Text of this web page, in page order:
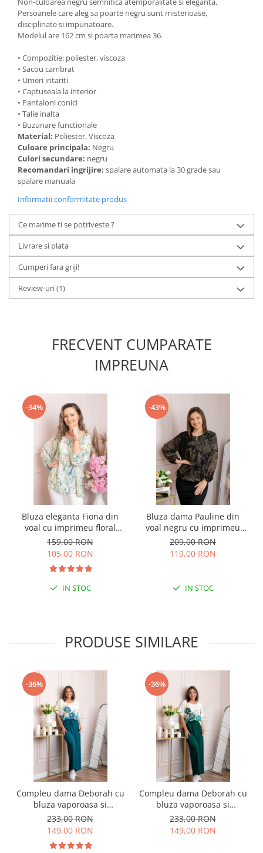
Persoanele care aleg sa poarte negru sunt misterioase,
disciplinate si impunatoare.
Modelul are 162 cm si poarta marimea 36.
• Compozitie: poliester, viscoza
• Sacou cambrat
• Umeri intariti
• Captuseala la interior
• Pantaloni conici
• Talie inalta
• Buzunare functionale
Material: Poliester, Viscoza
Culoare principala: Negru
Culori secundare: negru
Recomandari ingrijire: spalare automata la 30 grade sau
spalare manuala
Informatii conformitate produs
Ce marime ti se potriveste ?
Livrare si plata
Cumperi fara griji!
Review-uri(1)
FRECVENT CUMPARATE
IMPREUNA
-34%
Bluza eleganta Fiona din
voal cu imprimeu floral
verde
159,00 RON
105,00 RON
IN STOC
-43%
Bluza dama Pauline din
voal negru cu imprimeu
floral auriu
209,00 RON
119,00 RON
IN STOC
PRODUSE SIMILARE
-36%
Compleu dama Deborah cu
bluza vaporoasa si
pantaloni largi - Turcoaz
inchis
233,00 RON
149,00 RON
-36%
Compleu dama Deborah cu
bluza vaporoasa si
pantaloni largi - Verde
233,00 RON
149,00 RON